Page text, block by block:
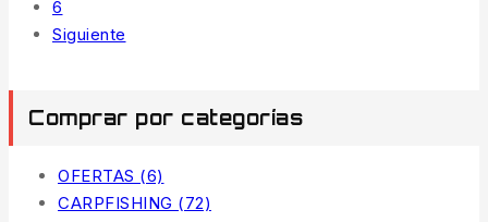
6
Siguiente
Comprar por categorías
OFERTAS (6)
CARPFISHING (72)